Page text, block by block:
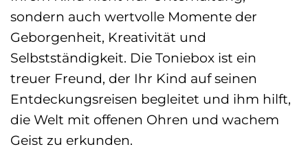
sondern auch wertvolle Momente der
Geborgenheit, Kreativität und
Selbstständigkeit. Die Toniebox ist ein
treuer Freund, der Ihr Kind auf seinen
Entdeckungsreisen begleitet und ihm hilft,
die Welt mit offenen Ohren und wachem
Geist zu erkunden.